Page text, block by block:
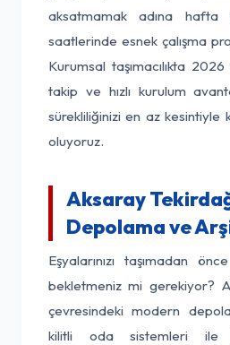
aksatmamak adına
saatlerinde esnek çalışma
Kurumsal taşımacılıkta
takip ve hızlı kurulum
sürekliliğinizi en az kesintiyle
oluyoruz.
Aksaray
Depolama ve
Eşyalarınızı taşımadan
bekletmeniz mi gerekiyor?
çevresindeki modern
kilitli oda sistemleri ile